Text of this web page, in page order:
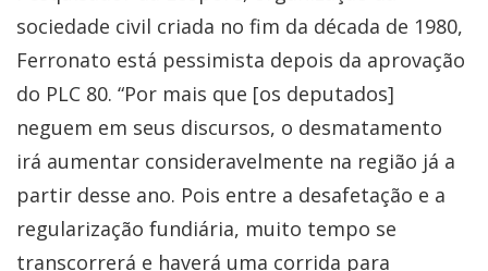
sociedade civil criada no fim da década de 1980,
Ferronato está pessimista depois da aprovação
do PLC 80. “Por mais que [os deputados]
neguem em seus discursos, o desmatamento
irá aumentar consideravelmente na região já a
partir desse ano. Pois entre a desafetação e a
regularização fundiária, muito tempo se
transcorrerá e haverá uma corrida para